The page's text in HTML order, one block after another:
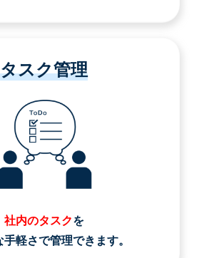
タスク管理
社内のタスクを
軽さで管理できます。